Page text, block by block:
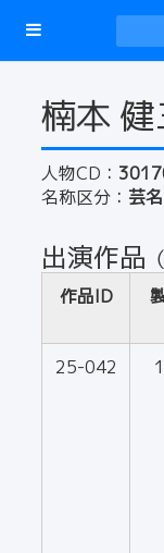
楠本 健
人物CD：
名称区分： 芸名
出演作品
作品ID
25-042